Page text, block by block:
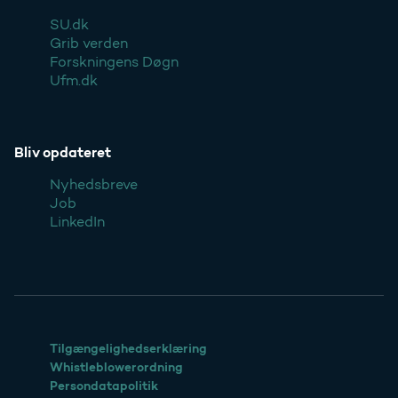
SU.dk
Grib verden
Forskningens Døgn
Ufm.dk
Bliv opdateret
Nyhedsbreve
Job
LinkedIn
Tilgængelighedserklæring
Whistleblowerordning
Persondatapolitik